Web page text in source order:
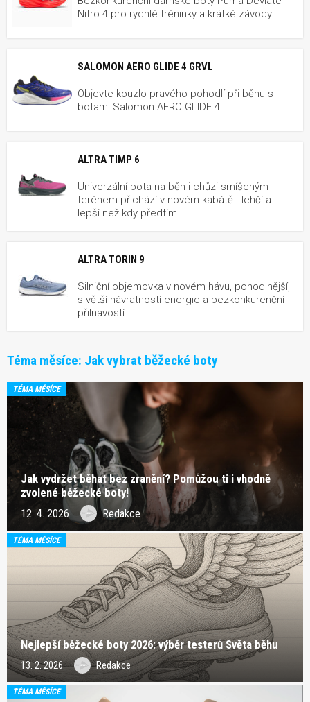
Nitro 4 pro rychlé tréninky a krátké závody.
SALOMON AERO GLIDE 4 GRVL
Objevte kouzlo pravého pohodlí při běhu s
botami Salomon AERO GLIDE 4!
ALTRA TIMP 6
Univerzální bota na běh i chůzi smíšeným
terénem přichází v novém kabátě - lehčí a
lepší než kdy předtím
ALTRA TORIN 9
Silniční objemovka v novém hávu, pohodlnější,
s větší návratností energie a bezkonkurenční
přilnavostí.
Téma měsíce: Jak vybrat běžecké boty
TÉMA MĚSÍCE
Jak vydržet běhat bez zranění? Pomůžou ti i vhodně
zvolené běžecké boty!
12. 4. 2026 Redakce
TÉMA MĚSÍCE
Nejlepší běžecké boty 2026: výběr testerů Světa běhu
13. 2. 2026 Redakce
TÉMA MĚSÍCE